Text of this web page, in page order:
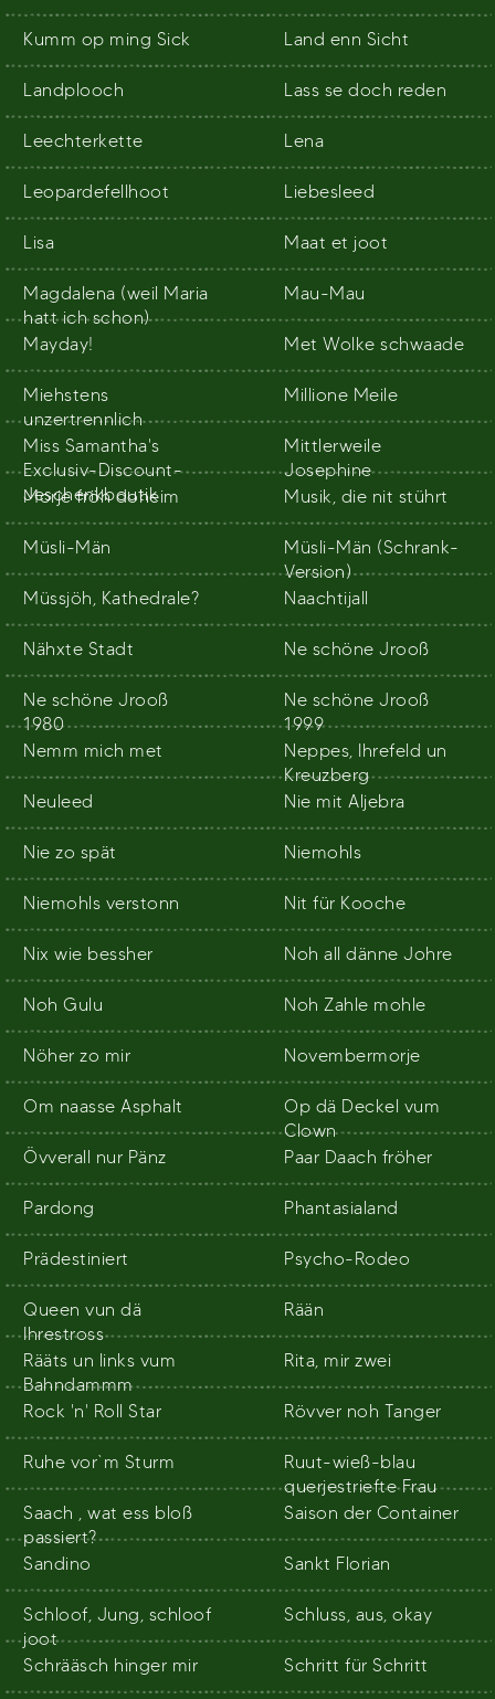
Kumm op ming Sick Land enn Sicht
Landplooch Lass se doch reden
Leechterkette Lena
Leopardefellhoot Liebesleed
Lisa Maat et joot
Magdalena (weil Maria
hatt ich schon)
Mau-Mau
Mayday! Met Wolke schwaade
Miehstens
unzertrennlich
Millione Meile
Miss Samantha's
Exclusiv-Discount-
Jeschenkboutik
Mittlerweile
Josephine
Morje fröh doheim
Musik, die nit stührt
Müsli-Män
Müsli-Män (Schrank-
Version)
Müssjöh, Kathedrale?
Naachtijall
Nähxte Stadt Ne schöne Jrooß
Ne schöne Jrooß
1980
Ne schöne Jrooß
1999
Nemm mich met
Neppes, Ihrefeld un
Kreuzberg
Neuleed
Nie mit Aljebra
Nie zo spät Niemohls
Niemohls verstonn Nit für Kooche
Nix wie bessher Noh all dänne Johre
Noh Gulu Noh Zahle mohle
Nöher zo mir Novembermorje
Om naasse Asphalt
Op dä Deckel vum
Clown
Övverall nur Pänz
Paar Daach fröher
Pardong Phantasialand
Prädestiniert Psycho-Rodeo
Queen vun dä
Ihrestross
Rään
Rääts un links vum
Bahndammm
Rita, mir zwei
Rock 'n' Roll Star Rövver noh Tanger
Ruhe vor`m Sturm
Ruut-wieß-blau
querjestriefte Frau
Saach , wat ess bloß
passiert?
Saison der Container
Sandino Sankt Florian
Schloof, Jung, schloof
joot
Schluss, aus, okay
Schrääsch hinger mir Schritt für Schritt